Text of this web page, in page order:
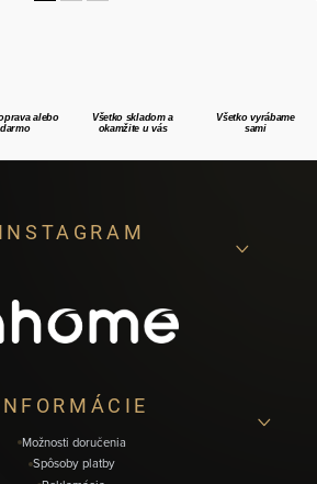
alebo
Všetko skladom a
okamžite u vás
Všetko vyrábame
sami
INSTAGRAM
Možnosti doručenia
Spôsoby platby